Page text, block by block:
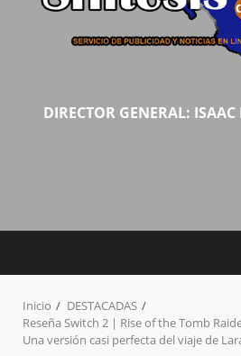
DIRECTOR GENERAL:
Inicio
DESTACADAS
Reseña Switch 2 | Rise of the Tomb
Una versión casi perfecta del viaje de